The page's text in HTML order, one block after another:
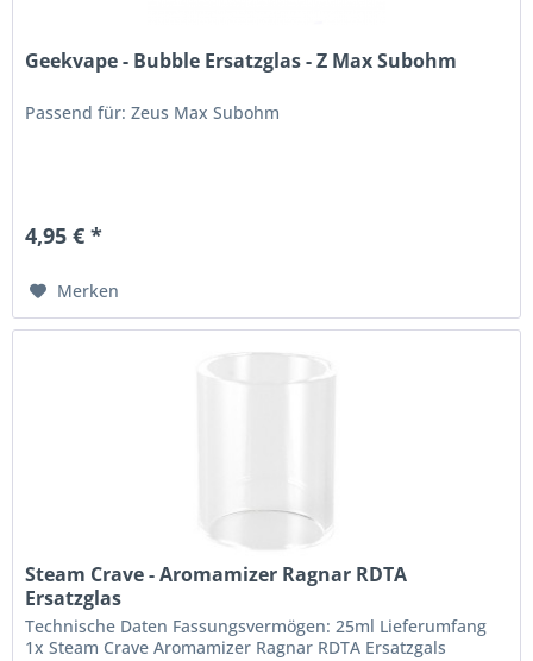
Geekvape - Bubble Ersatzglas - Z Max Subohm
Passend für: Zeus Max Subohm
4,95 € *
Merken
Steam Crave - Aromamizer Ragnar RDTA
Ersatzglas
Technische Daten Fassungsvermögen: 25ml Lieferumfang
1x Steam Crave Aromamizer Ragnar RDTA Ersatzgals